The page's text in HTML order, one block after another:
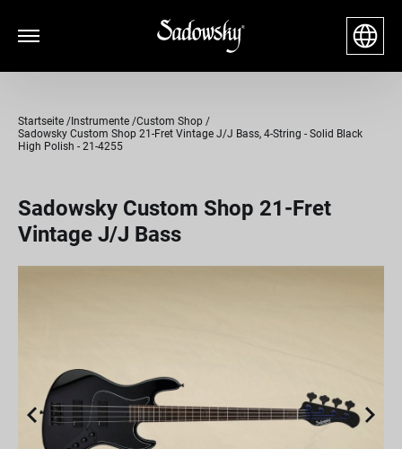
Startseite Instrumente Custom Shop
Sadowsky Custom Shop 21-Fret Vintage J/J Bass, 4-String - Solid Black
High Polish - 21-4255
Sadowsky Custom Shop 21-Fret
Vintage J/J Bass